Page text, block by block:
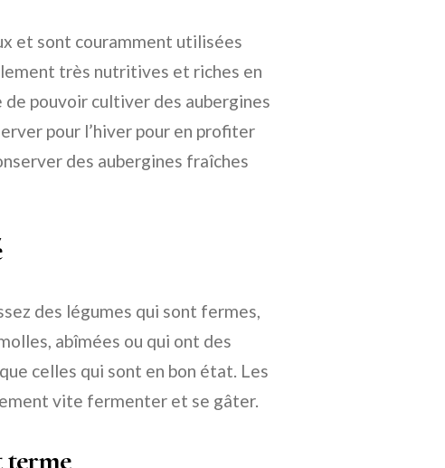
et sont couramment utilisées
très nutritives et riches en
de pouvoir cultiver des aubergines
pour l’hiver pour en profiter
des aubergines fraîches
des légumes qui sont fermes,
abîmées ou qui ont des
celles qui sont en bon état. Les
vite fermenter et se gâter.
terme